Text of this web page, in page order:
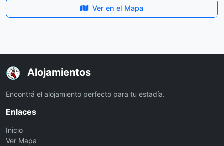
Ver en el Mapa
Alojamientos
Encontrá el alojamiento perfecto para tu estadía.
Enlaces
Inicio
Ver Mapa